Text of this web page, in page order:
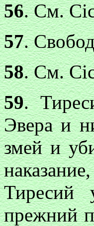
56. См.
57.
58. См.
59.
Эвера и
змей и
Тиресий
прежний